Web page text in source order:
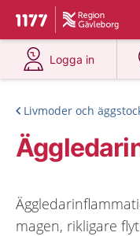
Till startsidan för 1177
Du har valt
Logga in
på 1177.se
Livmoder och
magen, rikligare